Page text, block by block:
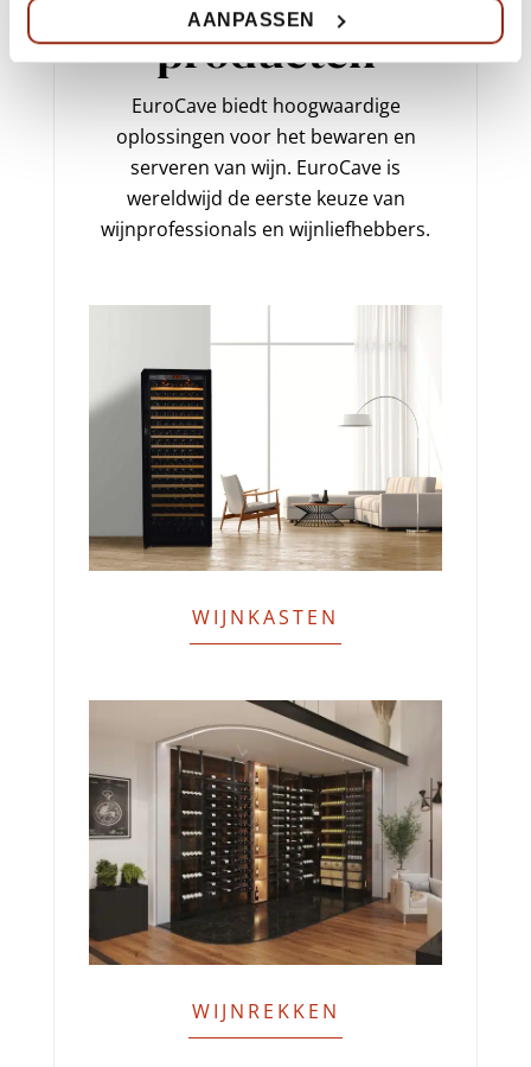
AANPASSEN
producten
EuroCave biedt hoogwaardige
oplossingen voor het bewaren en
serveren van wijn. EuroCave is
wereldwijd de eerste keuze van
wijnprofessionals en wijnliefhebbers.
WIJNKASTEN
WIJNREKKEN